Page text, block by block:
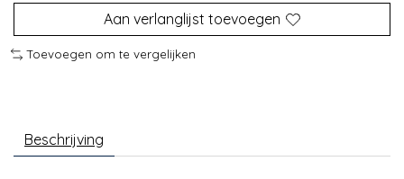
Aan verlanglijst toevoegen
Toevoegen om te vergelijken
Beschrijving